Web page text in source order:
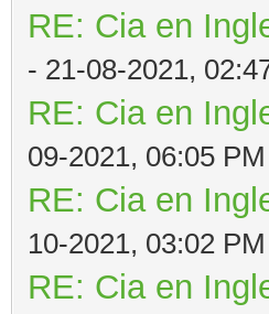
RE: Cia en
- 21-08-2021,
RE: Cia en
09-2021, 06:05 PM
RE: Cia en
10-2021, 03:02 PM
RE: Cia en